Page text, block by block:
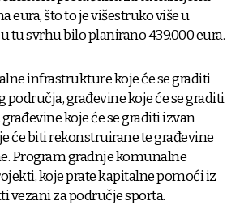
što to je višestruko više u
tu svrhu bilo planirano 439.000 eura.
infrastrukture koje će se graditi
građevine koje će se graditi
koje će se graditi izvan
će biti rekonstruirane te građevine
Program gradnje komunalne
koje prate kapitalne pomoći iz
vezani za područje sporta.